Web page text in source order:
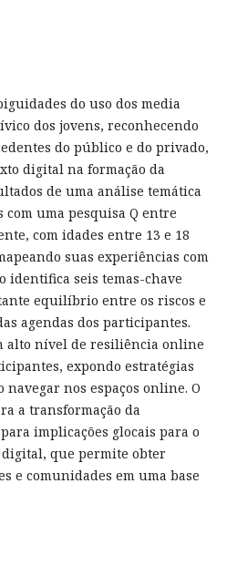
do uso dos media
dos jovens, reconhecendo
do público e do privado,
digital na formação da
de uma análise temática
uma pesquisa Q entre
com idades entre 13 e 18
suas experiências com
identifica seis temas-chave
equilíbrio entre os riscos e
agendas dos participantes.
alto nível de resiliência online
expondo estratégias
navegar nos espaços online. O
a transformação da
implicações glocais para o
que permite obter
e comunidades em uma base